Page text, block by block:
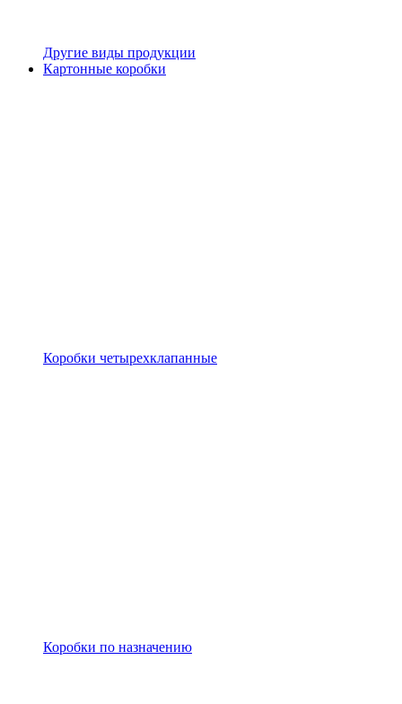
Другие виды продукции
Картонные коробки
Коробки четырехклапанные
Коробки по назначению